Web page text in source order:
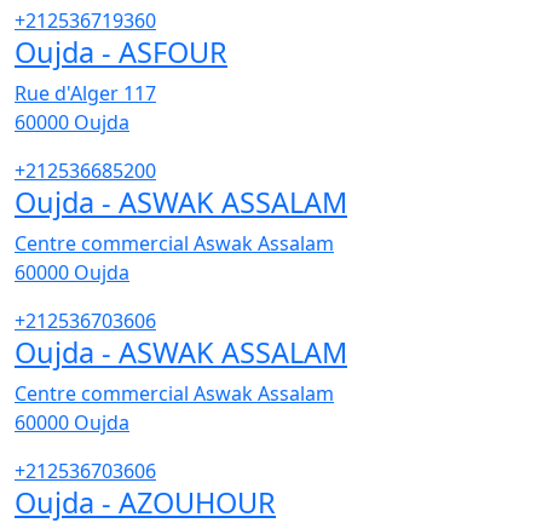
+212536719360
Oujda - ASFOUR
Rue d'Alger 117
60000 Oujda
+212536685200
Oujda - ASWAK ASSALAM
Centre commercial Aswak Assalam
60000 Oujda
+212536703606
Oujda - ASWAK ASSALAM
Centre commercial Aswak Assalam
60000 Oujda
+212536703606
Oujda - AZOUHOUR